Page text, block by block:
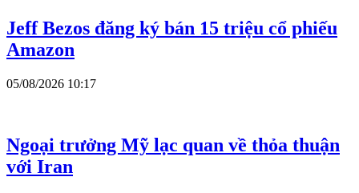
Jeff Bezos đăng ký bán 15 triệu cổ phiếu
Amazon
05/08/2026 10:17
Ngoại trưởng Mỹ lạc quan về thỏa thuận
với Iran